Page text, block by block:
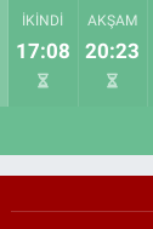
İKINDI
17:08
AKŞAM
20:23